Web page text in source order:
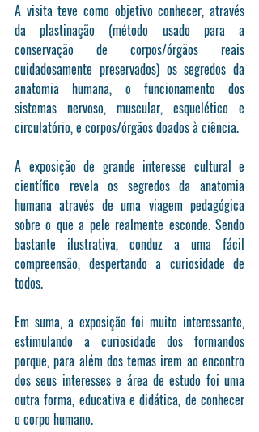
A visita teve como objetivo conhecer, através
da plastinação (método usado para a
conservação de corpos/órgãos reais
cuidadosamente preservados) os segredos da
anatomia humana, o funcionamento dos
sistemas nervoso, muscular, esquelético e
circulatório, e corpos/órgãos doados à ciência.
A exposição de grande interesse cultural e
científico revela os segredos da anatomia
humana através de uma viagem pedagógica
sobre o que a pele realmente esconde. Sendo
bastante ilustrativa, conduz a uma fácil
compreensão, despertando a curiosidade de
todos.
Em suma, a exposição foi muito interessante,
estimulando a curiosidade dos formandos
porque, para além dos temas irem ao encontro
dos seus interesses e área de estudo foi uma
outra forma, educativa e didática, de conhecer
o corpo humano.